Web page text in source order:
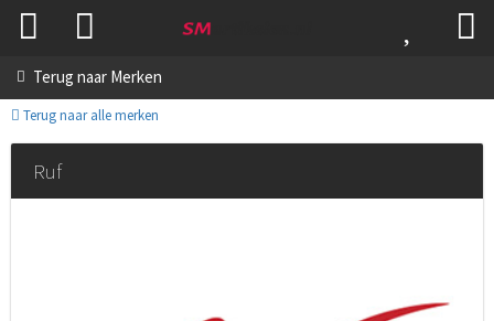
Terug naar Merken
Terug naar alle merken
Ruf